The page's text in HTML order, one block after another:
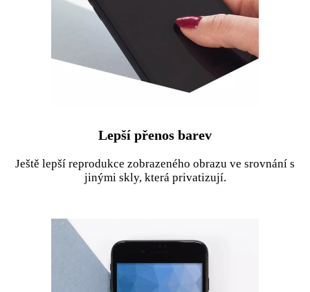
Lepší přenos barev
Ještě lepší reprodukce zobrazeného obrazu ve srovnání s
jinými skly, která privatizují.